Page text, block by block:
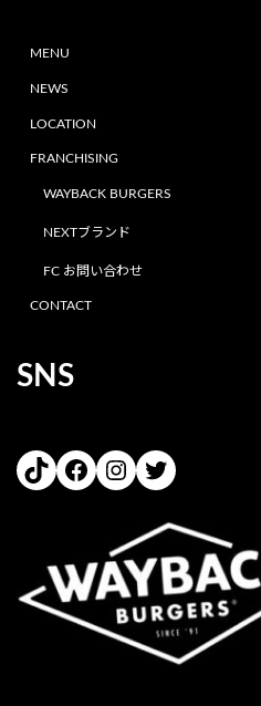
MENU
NEWS
LOCATION
FRANCHISING
WAYBACK BURGERS
NEXTブランド
FC お問い合わせ
CONTACT
SNS
TikTokFacebook
Instagram
Twitter